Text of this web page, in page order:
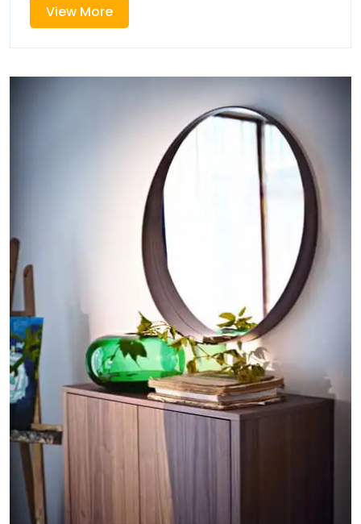
mural
pour
votre
espace
View MoreView
More